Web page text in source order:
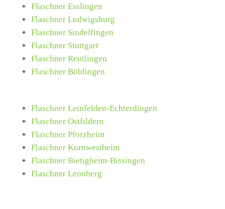
Flaschner Esslingen
Flaschner Ludwigsburg
Flaschner Sindelfingen
Flaschner Stuttgart
Flaschner Reutlingen
Flaschner Böblingen
Flaschner Leinfelden-Echterdingen
Flaschner Ostfildern
Flaschner Pforzheim
Flaschner Kornwestheim
Flaschner Bietigheim-Bissingen
Flaschner Leonberg